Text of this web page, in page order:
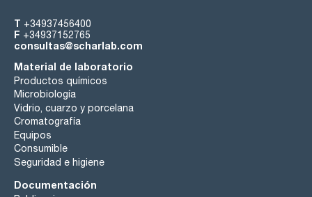
T +34937456400
F +34937152765
consultas@scharlab.com
Material de laboratorio
Productos químicos
Microbiología
Vidrio, cuarzo y porcelana
Cromatografía
Equipos
Consumible
Seguridad e higiene
Documentación